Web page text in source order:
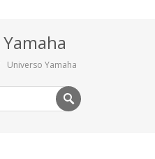
Universo Yamaha